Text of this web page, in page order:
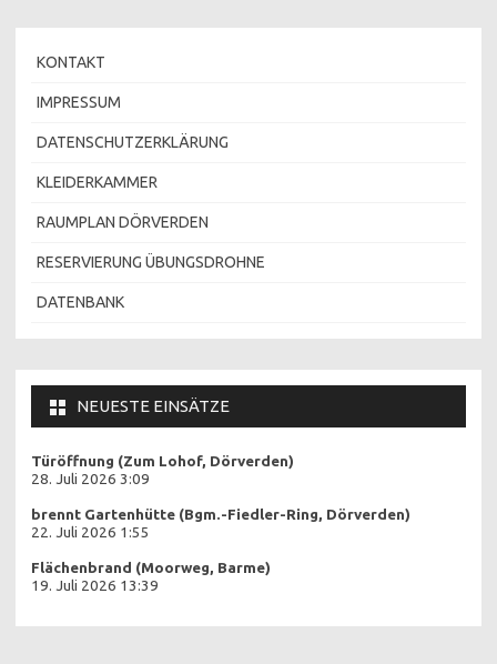
KONTAKT
IMPRESSUM
DATENSCHUTZERKLÄRUNG
KLEIDERKAMMER
RAUMPLAN DÖRVERDEN
RESERVIERUNG ÜBUNGSDROHNE
DATENBANK
NEUESTE EINSÄTZE
Türöffnung (Zum Lohof, Dörverden)
28. Juli 2026 3:09
brennt Gartenhütte (Bgm.-Fiedler-Ring, Dörverden)
22. Juli 2026 1:55
Flächenbrand (Moorweg, Barme)
19. Juli 2026 13:39